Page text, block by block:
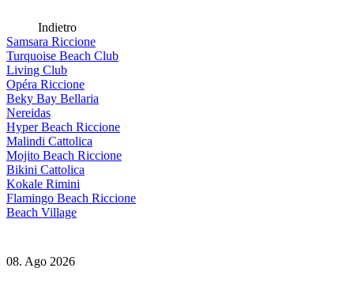
Indietro
Samsara Riccione
Turquoise Beach Club
Living Club
Opéra Riccione
Beky Bay Bellaria
Nereidas
Hyper Beach Riccione
Malindi Cattolica
Mojito Beach Riccione
Bikini Cattolica
Kokale Rimini
Flamingo Beach Riccione
Beach Village
08. Ago 2026